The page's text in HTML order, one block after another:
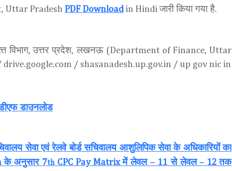
Uttar Pradesh PDF Downloadin Hindi जारी किया गया है.
विभाग, उत्तर प्रदेश, लखनऊ (Department of Finance, Uttar
/ shasanadesh.up.gov.in / up gov nic in
डाउनलोड
सेवा एवं रेलवे बोर्ड सचिवालय आशुलिपिक सेवा के अधिकारियों का
के अनुसार 7thCPC Pay Matrixमें लेवल – 11 से लेवल– 12तक